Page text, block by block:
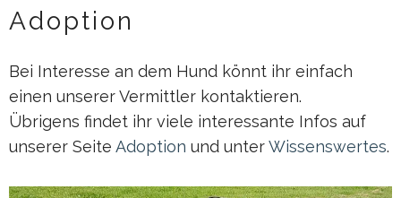
Adoption
Bei Interesse an dem Hund könnt ihr einfach
einen unserer Vermittler kontaktieren.
Übrigens findet ihr viele interessante Infos auf
unserer Seite Adoption und unterWissenswertes.